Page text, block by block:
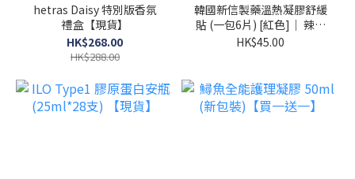
hetras Daisy 特別版香氛
禮盒【現貨】
HK$268.00
HK$288.00
韓國新信製藥溫熱凝膠舒緩
貼 (一包6片) [紅色]｜ 辣椒
萃取 舒緩肌肉及關節痛
HK$45.00